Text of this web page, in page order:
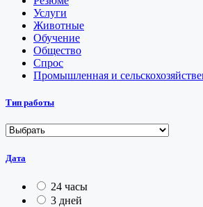
Услуги
Животные
Обучение
Общество
Спрос
Промышленная и
Тип работы
Дата
24 часы
3 дней